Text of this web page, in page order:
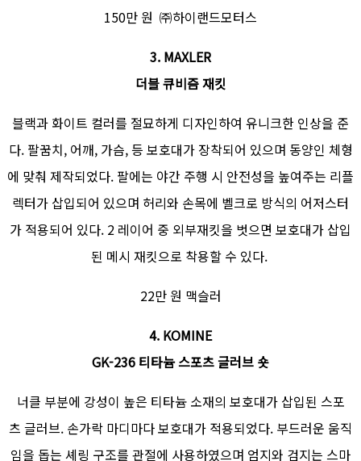
150만 원 ㈜하이랜드모터스
3. MAXLER
더블 큐비즘 재킷
블랙과 화이트 컬러를 절묘하게 디자인하여 유니크한 인상을 준
다. 팔꿈치, 어깨, 가슴, 등 보호대가 장착되어 있으며 동양인 체형
에 맞춰 제작되었다. 팔에는 야간 주행 시 안전성을 높여주는 리플
렉터가 삽입되어 있으며 허리와 손목에 벨크로 방식의 어저스터
가 적용되어 있다. 2 레이어 중 외부재킷을 벗으면 보호대가 삽입
된 메시 재킷으로 착용할 수 있다.
22만 원 맥슬러
4. KOMINE
GK-236 티타늄 스포츠 글러브 숏
너클 부분에 강성이 높은 티타늄 소재의 보호대가 삽입된 스포
츠 글러브. 손가락 마디마다 보호대가 적용되었다. 부드러운 움직
임을 돕는 셰링 구조를 관절에 사용하였으며 엄지와 검지는 스마